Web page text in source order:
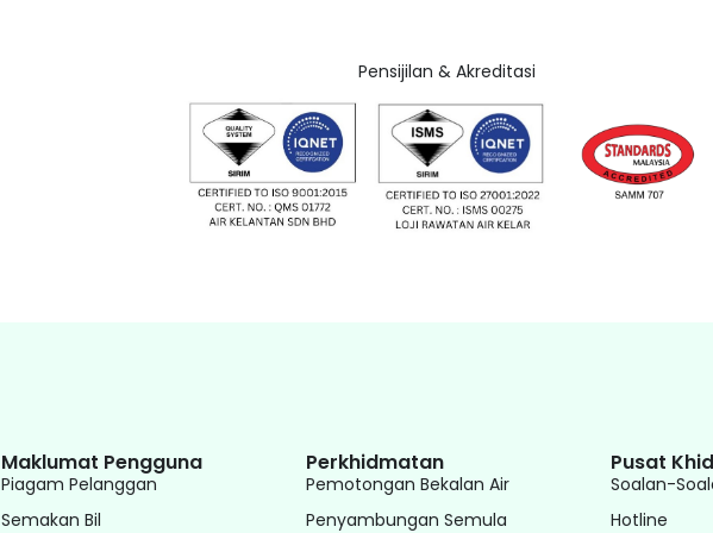
Pensijilan & Akreditasi
Maklumat Pengguna
Piagam Pelanggan
Semakan Bil
Perkhidmatan
Pemotongan Bekalan Air
Penyambungan Semula
Pusat
Soalan-
Hotline